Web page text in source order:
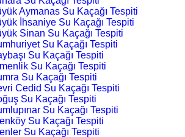
Aymanas Su Kaçağı Tespiti
İhsaniye Su Kaçağı Tespiti
Sinan Su Kaçağı Tespiti
Su Kaçağı Tespiti
Su Kaçağı Tespiti
Su Kaçağı Tespiti
Su Kaçağı Tespiti
Cedid Su Kaçağı Tespiti
Su Kaçağı Tespiti
Su Kaçağı Tespiti
Su Kaçağı Tespiti
Su Kaçağı Tespiti